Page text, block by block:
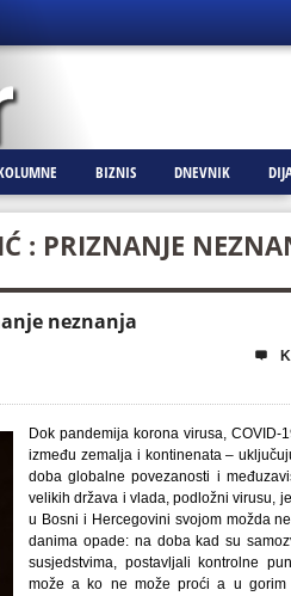
BIZNIS DNEVNIK
: PRIZNANJE
neznanja

Dok pandemija korona virusa,
između zemalja i kontinenata –
doba globalne povezanosti i
velikih država i vlada, podložni virusu,
u Bosni i Hercegovini svojom možda
danima opade: na doba kad su
susjedstvima, postavljali kontrolne
može a ko ne može proći a u gorim